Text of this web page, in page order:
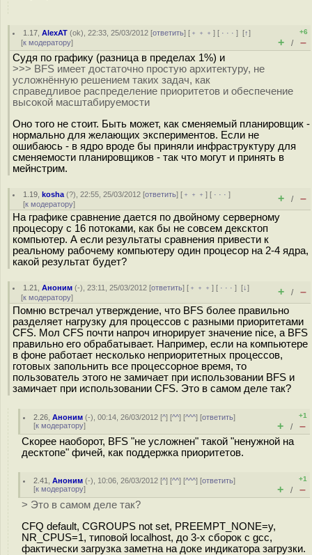
1.17 ,AlexAT (ok), 22:33, 25/03/2012 [ответить] [ ﹢﹢﹢] [ · · ·][↑]
[к модератору]
+6
+ / –
Судя по графику (разница в пределах 1%) и
>>> BFS имеет достаточно простую архитектуру, не
усложнённую решением таких задач, как
справедливое распределение приоритетов и обеспечение
высокой масштабируемости
Оно того не стоит. Быть может, как сменяемый планировщик -
нормально для желающих экспериментов. Если не
ошибаюсь - в ядро вроде бы приняли инфраструктуру для
сменяемости планировщиков - так что могут и принять в
мейнстрим.
1.19 ,kosha (?), 22:55, 25/03/2012 [ответить] [ ﹢﹢﹢] [ · · ·]
[к модератору] + / –
На графике сравнение дается по двойному серверному
процесору с 16 потоками, как бы не совсем дексктоп
компьютер. А если результаты сравнения привести к
реальному рабочему компьютеру один процесор на 2-4 ядра,
какой результат будет?
1.21 ,Аноним (-), 23:11, 25/03/2012 [ответить] [ ﹢﹢﹢] [ · · ·][↓]
[к модератору] + / –
Помню встречал утверждение, что BFS более правильно
разделяет нагрузку для процессов с разными приоритетами
CFS. Мол CFS почти напроч игнорирует значение nice, а BFS
правильно его обрабатывает. Например, если на компьютере
в фоне работает несколько неприоритетных процессов,
готовых запольнить все процессорное время, то
пользователь этого не замичает при использовании BFS и
замичает при использовании CFS. Это в самом деле так?
2.26 ,Аноним (-), 00:14, 26/03/2012 [^] [^^] [^^^] [ответить]
[к модератору]
+1
+ / –
Скорее наоборот, BFS "не усложнен" такой "ненужной на
десктопе" фичей, как поддержка приоритетов.
2.41 ,Аноним (-), 10:06, 26/03/2012 [^] [^^] [^^^] [ответить]
[к модератору]
+1
+ / –
> Это в самом деле так?
CFQ default, CGROUPS not set, PREEMPT_NONE=y,
NR_CPUS=1, типовой localhost, до 3-х сборок c gcc,
фактически загрузка заметна на доке индикатора загрузки.